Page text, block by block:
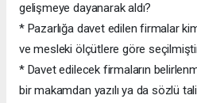
gelişmeye dayanarak aldı?
* Pazarlığa davet edilen firmalar
ve mesleki ölçütlere göre
* Davet edilecek firmaların
bir makamdan yazılı ya da sözlü